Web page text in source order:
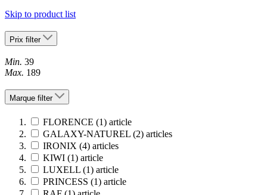
Skip to product list
Prix filter
Min. 39
Max. 189
Marque filter
FLORENCE (1) article
GALAXY-NATUREL (2) articles
IRONIX (4) articles
KIWI (1) article
LUXELL (1) article
PRINCESS (1) article